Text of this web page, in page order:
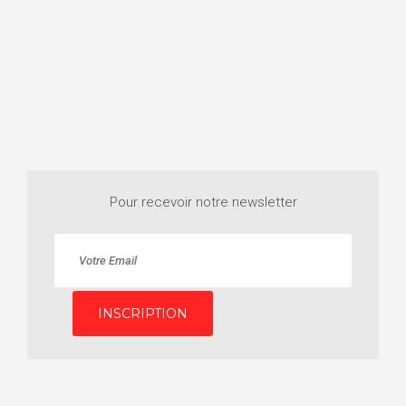
Pour recevoir notre newsletter
INSCRIPTION